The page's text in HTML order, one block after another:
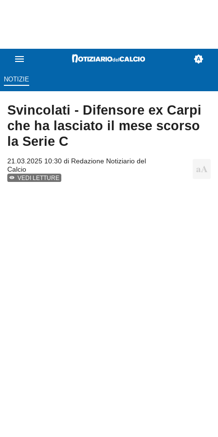
NOTIZIE
Svincolati - Difensore ex Carpi
che ha lasciato il mese scorso
la Serie C
21.03.2025 10:30 di Redazione Notiziario del
Calcio
VEDI LETTURE